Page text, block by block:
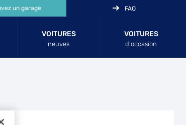
VOITURES
neuves
VOITURES
d’occasion
un garage FAQ